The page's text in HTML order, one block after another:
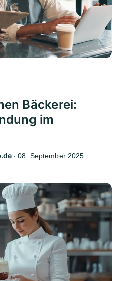
Bäckerei:
im
‧ 08. September 2025